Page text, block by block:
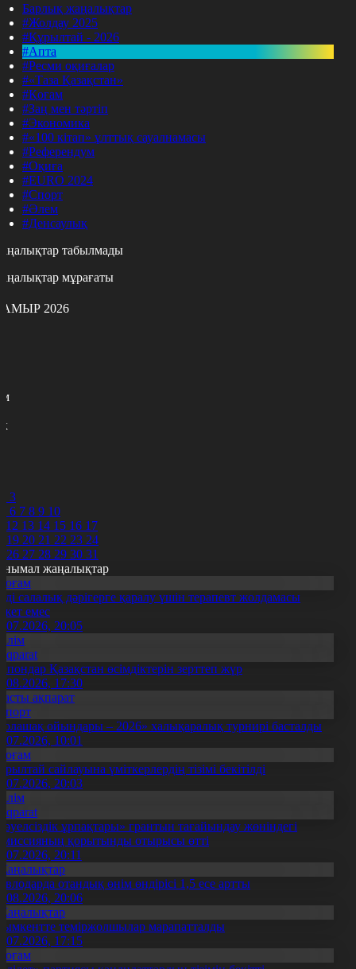
Барлық жаңалықтар
#Жолдау 2025
#Құрылтай - 2026
#Апта
#Ресми оқиғалар
#«Таза Қазақстан»
#Қоғам
#Заң мен тәртіп
#Экономика
#«100 кітап» ұлттық сауалнамасы
#Референдум
#Оқиға
#EURO 2024
#Спорт
#Әлем
#Денсаулық
табылмады
мұрағаты
2026
3
6 7 8 9 10
12 13 14 15 16 17
19 20 21 22 23 24
26 27 28 29 30 31
жаңалықтар
салалық дәрігерге қаралу үшін терапевт жолдамасы
емес
20:05
Қазақстан өсімдіктерін зерттеп жүр
17:30
ақпарат
ойындары – 2026» халықаралық турнирі басталды
10:01
сайлауына үміткерлердің тізімі бекітілді
20:03
ұрпақтары» грантын тағайындау жөніндегі
қорытынды отырысы өтті
20:11
отандық өнім өндірісі 1,5 есе артты
20:06
теміржолшылар марапатталды
17:15